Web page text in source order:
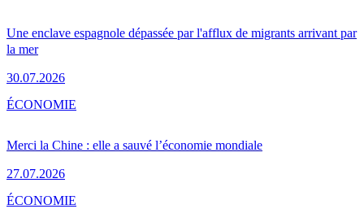
Une enclave espagnole dépassée par l'afflux de migrants arrivant par
la mer
30.07.2026
Merci la Chine : elle a sauvé l’économie mondiale
27.07.2026
ÉCONOMIE
ÉCONOMIE